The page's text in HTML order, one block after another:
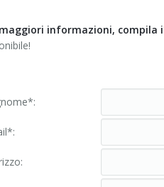
informazioni, compila